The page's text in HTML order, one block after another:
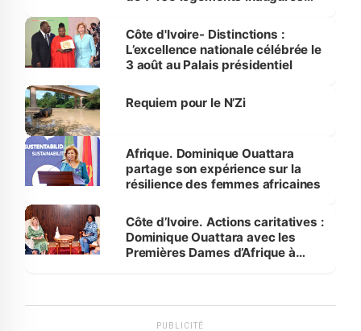
Bassam
Côte d'Ivoire- Distinctions :
L’excellence nationale célébrée le
3 août au Palais présidentiel
Requiem pour le N’Zi
Afrique. Dominique Ouattara
partage son expérience sur la
résilience des femmes africaines
Côte d’Ivoire. Actions caritatives :
Dominique Ouattara avec les
Premières Dames d’Afrique à
PUBLICITÉ